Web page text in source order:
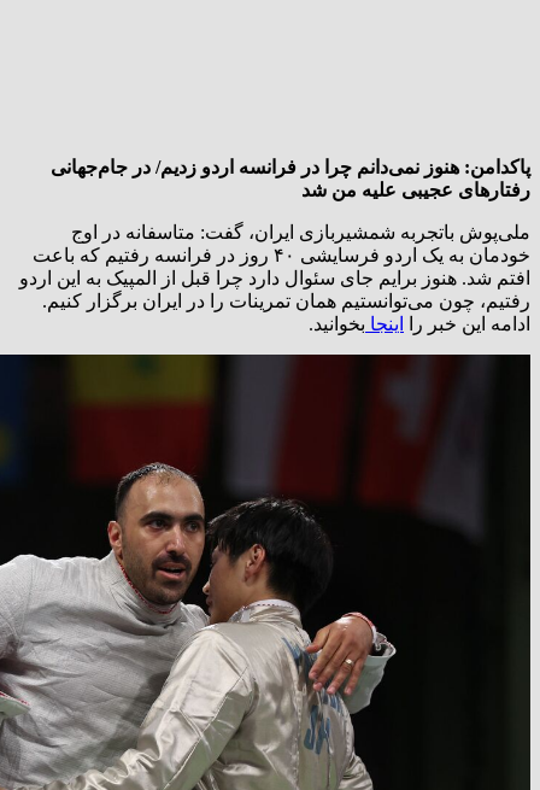
پاکدامن: هنوز نمی‌دانم چرا در فرانسه اردو زدیم/ در جام‌جهانی
رفتارهای عجیبی علیه من شد
ملی‌پوش باتجربه شمشیربازی ایران، گفت: متاسفانه در اوج
خودمان به یک اردو فرسایشی ۴۰ روز در فرانسه رفتیم که باعت
افتم شد. هنوز برایم جای سئوال دارد چرا قبل از المپیک به این اردو
رفتیم، چون می‌توانستیم همان تمرینات را در ایران برگزار کنیم.
ادامه این خبر را
اینجا بخوانید.